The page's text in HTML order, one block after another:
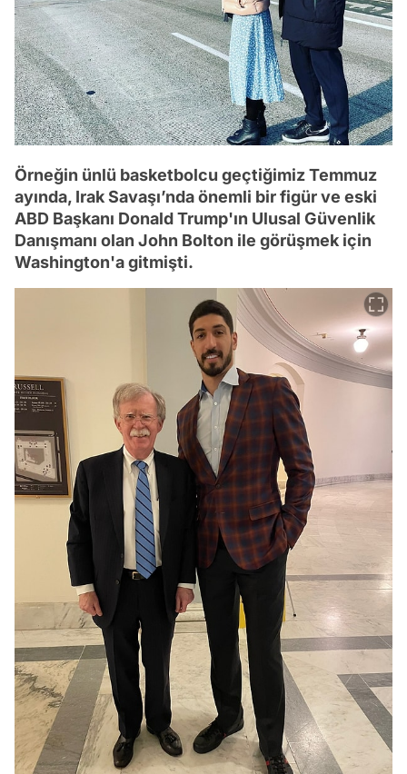
Örneğin ünlü basketbolcu geçtiğimiz Temmuz
ayında, Irak Savaşı’nda önemli bir figür ve eski
ABD Başkanı Donald Trump'ın Ulusal Güvenlik
Danışmanı olan John Bolton ile görüşmek için
Washington'a gitmişti.